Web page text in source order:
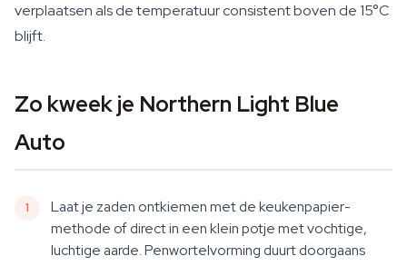
verplaatsen als de temperatuur consistent boven de 15°C
blijft.
Zo kweek je Northern Light Blue
Auto
Laat je zaden ontkiemen met de keukenpapier-
methode of direct in een klein potje met vochtige,
luchtige aarde. Penwortelvorming duurt doorgaans